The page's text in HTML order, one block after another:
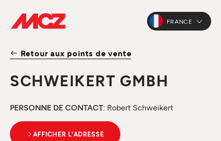
FRANCE
Retour aux points de vente
SCHWEIKERT GMBH
PERSONNE DE CONTACT: Robert Schweikert
AFFICHER L'ADRESSE